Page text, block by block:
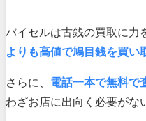
バイセルは古銭の買取に力
よりも高値で鳩目銭を買い
さらに、 電話一本で無料で
わざお店に出向く必要がな